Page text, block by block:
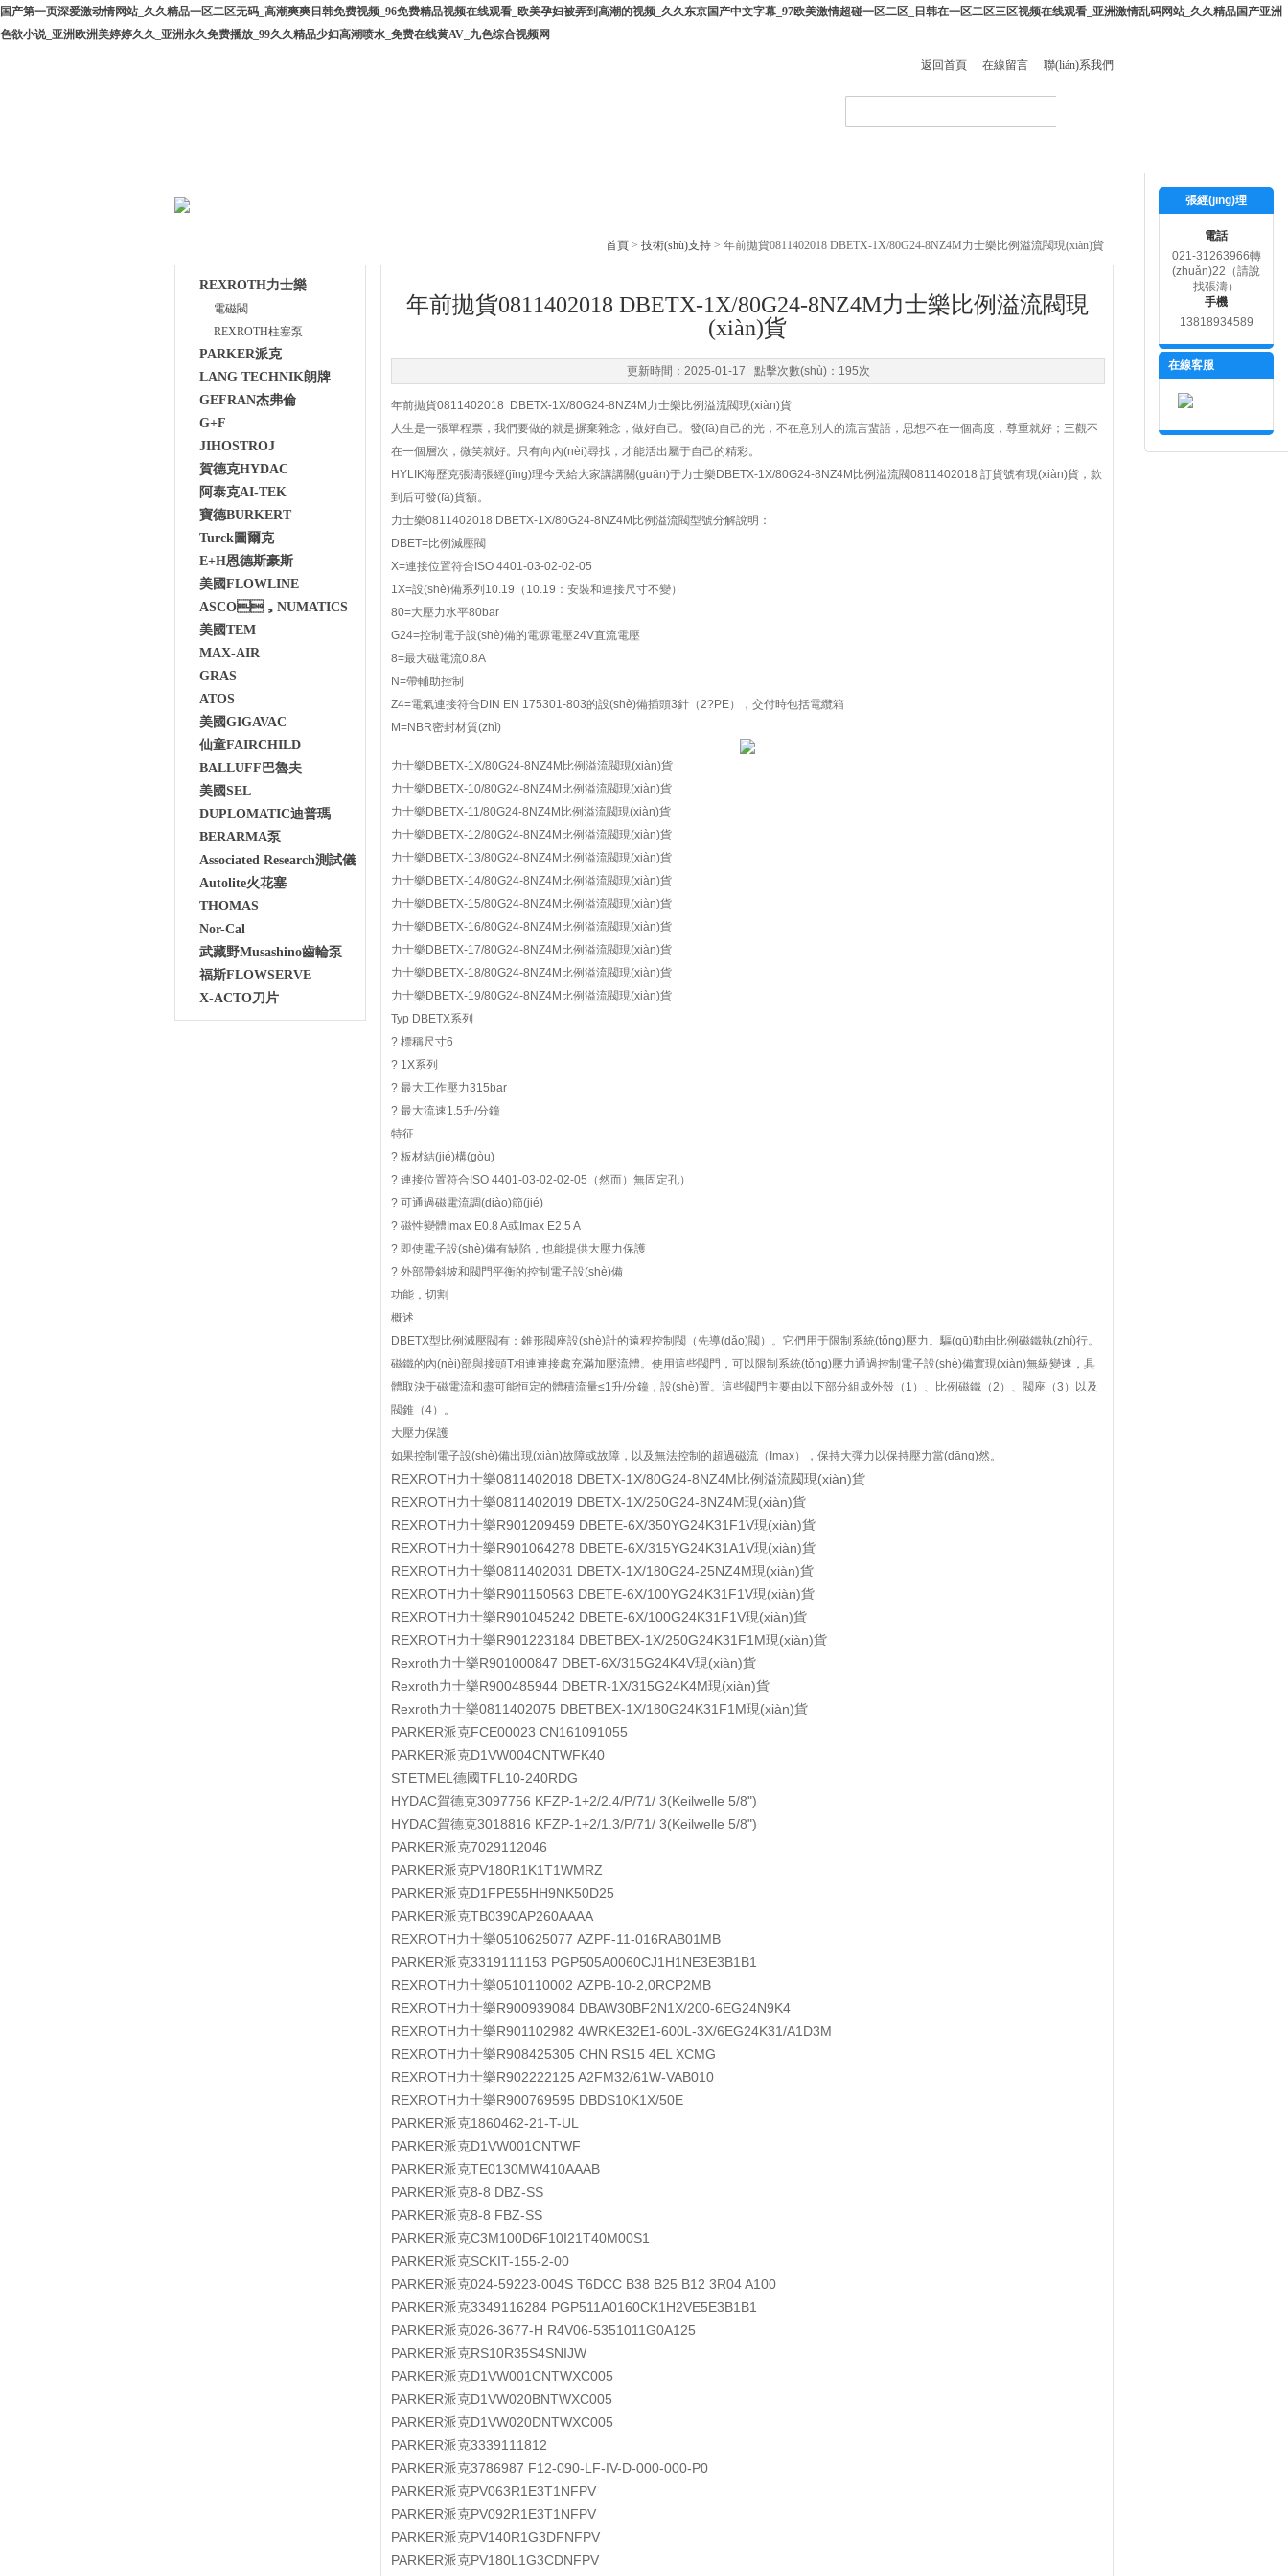
国产第一页深爱激动情网站_久久精品一区二区无码_高潮爽爽日韩免费视频_96免费精品视频在线观看_欧美孕妇被弄到高潮的视频_久久东京国产中文字幕_97欧美激情超碰一区二区_日韩在一区二区三区视频在线观看_亚洲激情乱码网站_久久精品国产亚洲
色欲小说_亚洲欧洲美婷婷久久_亚洲永久免费播放_99久久精品少妇高潮喷水_免费在线黄AV_九色综合视频网
返回首頁 在線留言 聯(lián)系我們
REXROTH力士樂
電磁閥
REXROTH柱塞泵
PARKER派克
LANG TECHNIK朗牌
GEFRAN杰弗倫
G+F
JIHOSTROJ
賀德克HYDAC
阿泰克AI-TEK
寶德BURKERT
Turck圖爾克
E+H恩德斯豪斯
美國FLOWLINE
ASCO，NUMATICS
美國TEM
MAX-AIR
GRAS
ATOS
美國GIGAVAC
仙童FAIRCHILD
BALLUFF巴魯夫
美國SEL
DUPLOMATIC迪普瑪
BERARMA泵
Associated Research測試儀
Autolite火花塞
THOMAS
Nor-Cal
武藏野Musashino齒輪泵
福斯FLOWSERVE
X-ACTO刀片
首頁 > 技術(shù)支持 > 年前拋貨0811402018 DBETX-1X/80G24-8NZ4M力士樂比例溢流閥現(xiàn)貨
年前拋貨0811402018 DBETX-1X/80G24-8NZ4M力士樂比例溢流閥現
(xiàn)貨
更新時間：2025-01-17 點擊次數(shù)：195次
年前拋貨0811402018 DBETX-1X/80G24-8NZ4M力士樂比例溢流閥現(xiàn)貨
人生是一張單程票，我們要做的就是摒棄雜念，做好自己。發(fā)自己的光，不在意別人的流言蜚語，思想不在一個高度，尊重就好；三觀不
在一個層次，微笑就好。只有向內(nèi)尋找，才能活出屬于自己的精彩。
HYLIK海歷克張濤張經(jīng)理今天給大家講講關(guān)于力士樂DBETX-1X/80G24-8NZ4M比例溢流閥0811402018 訂貨號有現(xiàn)貨，款
到后可發(fā)貨額。
力士樂0811402018 DBETX-1X/80G24-8NZ4M比例溢流閥型號分解說明：
DBET=比例減壓閥
X=連接位置符合ISO 4401-03-02-02-05
1X=設(shè)備系列10.19（10.19：安裝和連接尺寸不變）
80=大壓力水平80bar
G24=控制電子設(shè)備的電源電壓24V直流電壓
8=最大磁電流0.8A
N=帶輔助控制
Z4=電氣連接符合DIN EN 175301-803的設(shè)備插頭3針（2?PE），交付時包括電纜箱
M=NBR密封材質(zhì)
力士樂DBETX-1X/80G24-8NZ4M比例溢流閥現(xiàn)貨
力士樂DBETX-10/80G24-8NZ4M比例溢流閥現(xiàn)貨
力士樂DBETX-11/80G24-8NZ4M比例溢流閥現(xiàn)貨
力士樂DBETX-12/80G24-8NZ4M比例溢流閥現(xiàn)貨
力士樂DBETX-13/80G24-8NZ4M比例溢流閥現(xiàn)貨
力士樂DBETX-14/80G24-8NZ4M比例溢流閥現(xiàn)貨
力士樂DBETX-15/80G24-8NZ4M比例溢流閥現(xiàn)貨
力士樂DBETX-16/80G24-8NZ4M比例溢流閥現(xiàn)貨
力士樂DBETX-17/80G24-8NZ4M比例溢流閥現(xiàn)貨
力士樂DBETX-18/80G24-8NZ4M比例溢流閥現(xiàn)貨
力士樂DBETX-19/80G24-8NZ4M比例溢流閥現(xiàn)貨
Typ DBETX系列
? 標稱尺寸6
? 1X系列
? 最大工作壓力315bar
? 最大流速1.5升/分鐘
特征
? 板材結(jié)構(gòu)
? 連接位置符合ISO 4401-03-02-02-05（然而）無固定孔）
? 可通過磁電流調(diào)節(jié)
? 磁性變體Imax E0.8 A或Imax E2.5 A
? 即使電子設(shè)備有缺陷，也能提供大壓力保護
? 外部帶斜坡和閥門平衡的控制電子設(shè)備
功能，切割
概述
DBETX型比例減壓閥有：錐形閥座設(shè)計的遠程控制閥（先導(dǎo)閥）。它們用于限制系統(tǒng)壓力。驅(qū)動由比例磁鐵執(zhí)行。
磁鐵的內(nèi)部與接頭T相連連接處充滿加壓流體。使用這些閥門，可以限制系統(tǒng)壓力通過控制電子設(shè)備實現(xiàn)無級變速，具
體取決于磁電流和盡可能恒定的體積流量≤1升/分鐘，設(shè)置。這些閥門主要由以下部分組成外殼（1）、比例磁鐵（2）、閥座（3）以及
閥錐（4）。
大壓力保護
如果控制電子設(shè)備出現(xiàn)故障或故障，以及無法控制的超過磁流（Imax），保持大彈力以保持壓力當(dāng)然。
REXROTH力士樂0811402018 DBETX-1X/80G24-8NZ4M比例溢流閥現(xiàn)貨
REXROTH力士樂0811402019 DBETX-1X/250G24-8NZ4M現(xiàn)貨
REXROTH力士樂R901209459 DBETE-6X/350YG24K31F1V現(xiàn)貨
REXROTH力士樂R901064278 DBETE-6X/315YG24K31A1V現(xiàn)貨
REXROTH力士樂0811402031 DBETX-1X/180G24-25NZ4M現(xiàn)貨
REXROTH力士樂R901150563 DBETE-6X/100YG24K31F1V現(xiàn)貨
REXROTH力士樂R901045242 DBETE-6X/100G24K31F1V現(xiàn)貨
REXROTH力士樂R901223184 DBETBEX-1X/250G24K31F1M現(xiàn)貨
Rexroth力士樂R901000847 DBET-6X/315G24K4V現(xiàn)貨
Rexroth力士樂R900485944 DBETR-1X/315G24K4M現(xiàn)貨
Rexroth力士樂0811402075 DBETBEX-1X/180G24K31F1M現(xiàn)貨
PARKER派克FCE00023 CN161091055
PARKER派克D1VW004CNTWFK40
STETMEL德國TFL10-240RDG
HYDAC賀德克3097756 KFZP-1+2/2.4/P/71/ 3(Keilwelle 5/8")
HYDAC賀德克3018816 KFZP-1+2/1.3/P/71/ 3(Keilwelle 5/8")
PARKER派克7029112046
PARKER派克PV180R1K1T1WMRZ
PARKER派克D1FPE55HH9NK50D25
PARKER派克TB0390AP260AAAA
REXROTH力士樂0510625077 AZPF-11-016RAB01MB
PARKER派克3319111153 PGP505A0060CJ1H1NE3E3B1B1
REXROTH力士樂0510110002 AZPB-10-2,0RCP2MB
REXROTH力士樂R900939084 DBAW30BF2N1X/200-6EG24N9K4
REXROTH力士樂R901102982 4WRKE32E1-600L-3X/6EG24K31/A1D3M
REXROTH力士樂R908425305 CHN RS15 4EL XCMG
REXROTH力士樂R902222125 A2FM32/61W-VAB010
REXROTH力士樂R900769595 DBDS10K1X/50E
PARKER派克1860462-21-T-UL
PARKER派克D1VW001CNTWF
PARKER派克TE0130MW410AAAB
PARKER派克8-8 DBZ-SS
PARKER派克8-8 FBZ-SS
PARKER派克C3M100D6F10I21T40M00S1
PARKER派克SCKIT-155-2-00
PARKER派克024-59223-004S T6DCC B38 B25 B12 3R04 A100
PARKER派克3349116284 PGP511A0160CK1H2VE5E3B1B1
PARKER派克026-3677-H R4V06-5351011G0A125
PARKER派克RS10R35S4SNIJW
PARKER派克D1VW001CNTWXC005
PARKER派克D1VW020BNTWXC005
PARKER派克D1VW020DNTWXC005
PARKER派克3339111812
PARKER派克3786987 F12-090-LF-IV-D-000-000-P0
PARKER派克PV063R1E3T1NFPV
PARKER派克PV092R1E3T1NFPV
PARKER派克PV140R1G3DFNFPV
PARKER派克PV180L1G3CDNFPV
張經(jīng)理
電話
021-31263966轉
(zhuǎn)22（請說
找張濤）
手機
13818934589
在線客服